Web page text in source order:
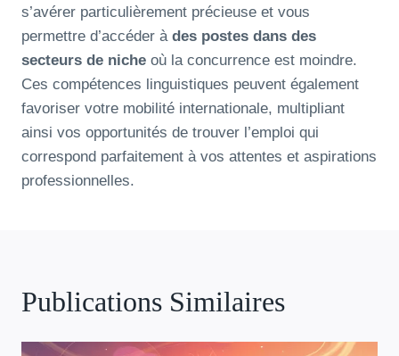
s’avérer particulièrement précieuse et vous
permettre d’accéder à des postes dans des
secteurs de niche où la concurrence est moindre.
Ces compétences linguistiques peuvent également
favoriser votre mobilité internationale, multipliant
ainsi vos opportunités de trouver l’emploi qui
correspond parfaitement à vos attentes et aspirations
professionnelles.
Publications Similaires